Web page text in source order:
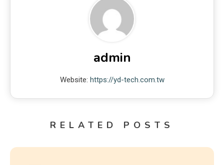
admin
Website: https://yd-tech.com.tw
RELATED POSTS